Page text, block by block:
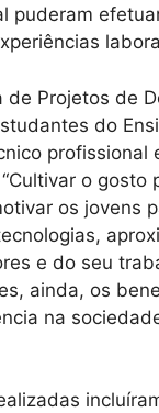
puderam
de Projetos de
do
profissional
o gosto
os jovens
e do seu
ainda, os
na